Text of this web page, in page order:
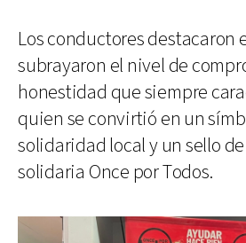
Los conductores destacaron
subrayaron el nivel de
honestidad que siempre
quien se convirtió en un
solidaridad local y un sello
solidaria Once por Todos.